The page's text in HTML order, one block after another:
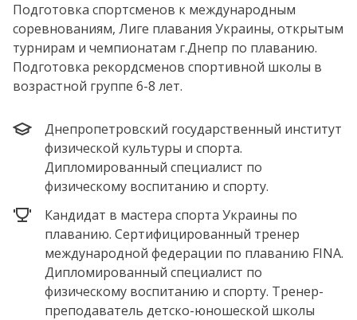
Подготовка спортсменов к международным
соревнованиям, Лиге плавания Украины, открытым
турнирам и чемпионатам г.Днепр по плаванию.
Подготовка рекордсменов спортивной школы в
возрастной группе 6-8 лет.
Днепропетровский государственный институт
физической культуры и спорта.
Дипломированный специалист по
физическому воспитанию и спорту.
Кандидат в мастера спорта Украины по
плаванию. Сертифицированный тренер
международной федерации по плаванию FINA.
Дипломированный специалист по
физическому воспитанию и спорту. Тренер-
преподаватель детско-юношеской школы